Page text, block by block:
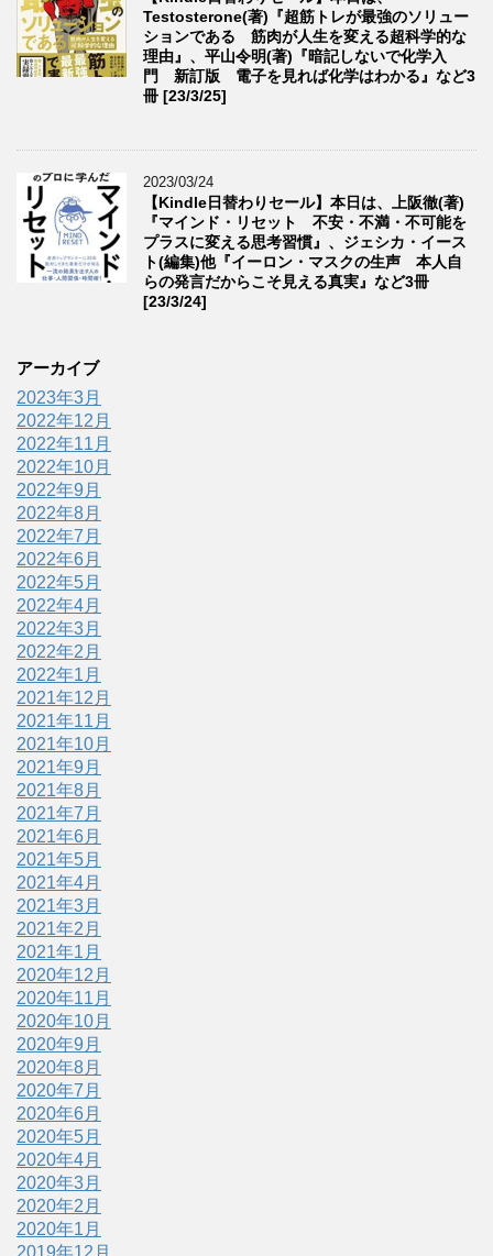
Testosterone(著)『超筋トレが最強のソリュー
ションである 筋肉が人生を変える超科学的な
理由』、平山令明(著)『暗記しないで化学入
門 新訂版 電子を見れば化学はわかる』など3
冊 [23/3/25]
2023/03/24
【Kindle日替わりセール】本日は、上阪徹(著)
『マインド・リセット 不安・不満・不可能を
プラスに変える思考習慣』、ジェシカ・イース
ト(編集)他『イーロン・マスクの生声 本人自
らの発言だからこそ見える真実』など3冊
[23/3/24]
アーカイブ
2023年3月
2022年12月
2022年11月
2022年10月
2022年9月
2022年8月
2022年7月
2022年6月
2022年5月
2022年4月
2022年3月
2022年2月
2022年1月
2021年12月
2021年11月
2021年10月
2021年9月
2021年8月
2021年7月
2021年6月
2021年5月
2021年4月
2021年3月
2021年2月
2021年1月
2020年12月
2020年11月
2020年10月
2020年9月
2020年8月
2020年7月
2020年6月
2020年5月
2020年4月
2020年3月
2020年2月
2020年1月
2019年12月